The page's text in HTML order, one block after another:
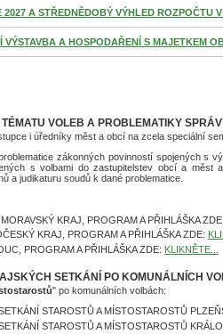
A STŘEDNĚDOBÝ VÝHLED ROZPOČTU
A HOSPODAŘENÍ S MAJETKEM
VOLEB A PROBLEMATIKY
i úředníky měst a obcí na zcela speciální
zákonných povinností spojených s
s volbami do zastupitelstev obcí a
a judikaturu soudů k dané problematice.
KRAJ, PROGRAM A PŘIHLÁŠKA ZDE:
KRAJ, PROGRAM A PŘIHLÁŠKA ZDE:
PROGRAM A PŘIHLÁŠKA ZDE: KLIKNĚTE...
SETKÁNÍ PO KOMUNÁLNÍCH
" po komunálních volbách:
STAROSTŮ A MÍSTOSTAROSTŮ
STAROSTŮ A MÍSTOSTAROSTŮ